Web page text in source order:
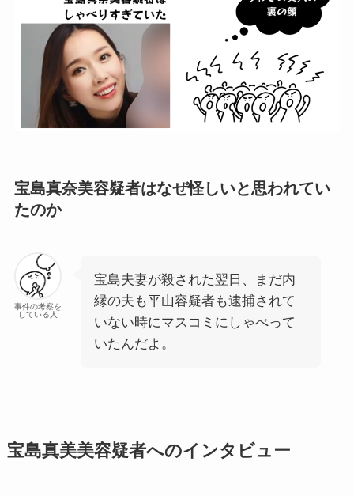
宝島真奈美容疑者はなぜ怪しいと思われてい
たのか
事件の考察を
している人
宝島夫妻が殺された翌日、まだ内
縁の夫も平山容疑者も逮捕されて
いない時にマスコミにしゃべって
いたんだよ。
宝島真美美容疑者へのインタビュー